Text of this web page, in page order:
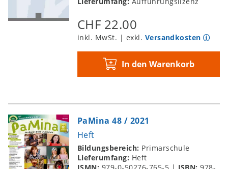
CHF 22.00
inkl. MwSt. | exkl. Versandkosten
In den Warenkorb
PaMina 48 / 2021
Heft
Bildungsbereich: Primarschule
Lieferumfang: Heft
ISMN: 979-0-50276-765-5 | ISBN:978-